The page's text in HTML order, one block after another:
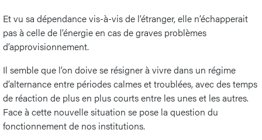
Et vu sa dépendance vis-à-vis de l’étranger, elle n’échapperait
pas à celle de l’énergie en cas de graves problèmes
d’approvisionnement.
Il semble que l’on doive se résigner à vivre dans un régime
d’alternance entre périodes calmes et troublées, avec des temps
de réaction de plus en plus courts entre les unes et les autres.
Face à cette nouvelle situation se pose la question du
fonctionnement de nos institutions.